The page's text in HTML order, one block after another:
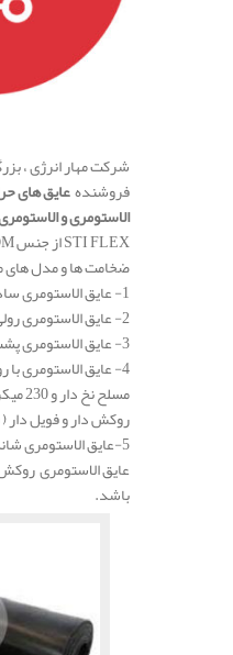
شرکت مهار انرژی ،
فروشندهعایق های
الاستومری و
ضخامت ها و مدل های
1- عایق الاستومری ساده
2- عایق الاستومری رولی چسب دار ساده
3- عایق الاستومری پشت چسبدار مسلح نخ دار
مسلح
روکش دار و فویل دار
5-عایق الاستومری
عایق الاستومری
باشد.